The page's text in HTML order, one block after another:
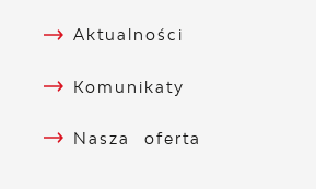
Aktualności
Komunikaty
Nasza oferta